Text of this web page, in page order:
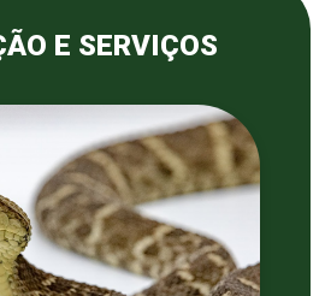
E SERVIÇOS